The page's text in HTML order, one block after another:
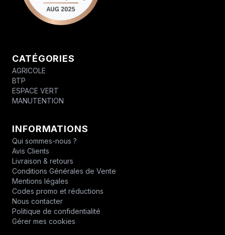
CATÉGORIES
AGRICOLE
BTP
ESPACE VERT
MANUTENTION
INFORMATIONS
Qui sommes-nous ?
Avis Clients
Livraison & retours
Conditions Générales de Vente
Mentions légales
Codes promo et réductions
Nous contacter
Politique de confidentialité
Gérer mes cookies